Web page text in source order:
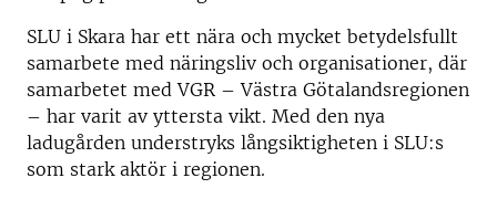
SLU i Skara har ett nära och mycket betydelsfullt
samarbete med näringsliv och organisationer, där
samarbetet med VGR – Västra Götalandsregionen
– har varit av yttersta vikt. Med den nya
ladugården understryks långsiktigheten i SLU:s
som stark aktör i regionen.